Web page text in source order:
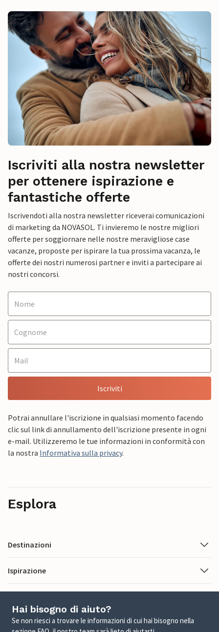
Iscriviti alla nostra newsletter
per ottenere ispirazione e
fantastiche offerte
Iscrivendoti alla nostra newsletter riceverai comunicazioni
di marketing da NOVASOL. Ti invieremo le nostre migliori
offerte per soggiornare nelle nostre meravigliose case
vacanze, proposte per ispirare la tua prossima vacanza, le
offerte dei nostri numerosi partner e inviti a partecipare ai
nostri concorsi.
Iscriviti
Potrai annullare l'iscrizione in qualsiasi momento facendo
clic sul link di annullamento dell'iscrizione presente in ogni
e-mail. Utilizzeremo le tue informazioni in conformità con
la nostra Informativa sulla privacy.
Esplora
Destinazioni
Ispirazione
Hai bisogno di aiuto?
Se non riesci a trovare le informazioni di cui hai bisogno nella